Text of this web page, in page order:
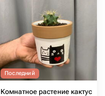
Последний
Комнатное растение кактус